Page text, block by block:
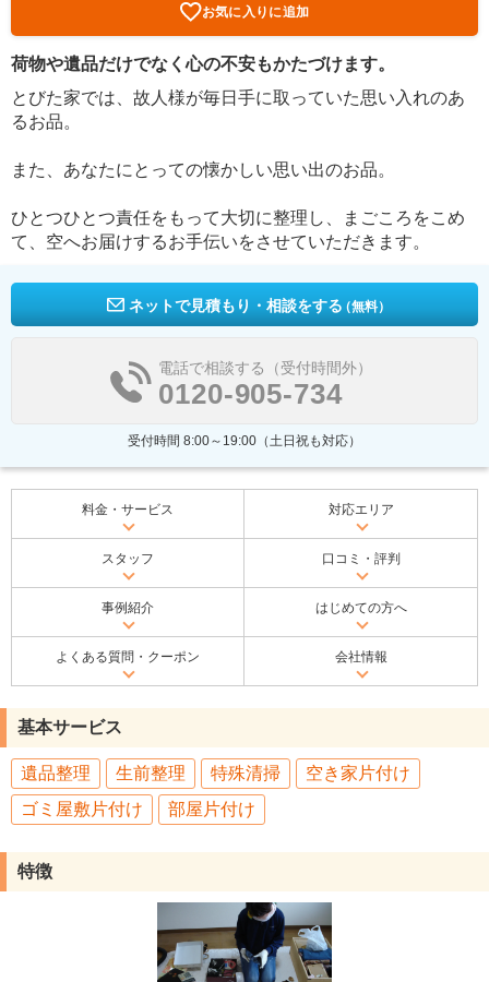
お気に入りに追加
荷物や遺品だけでなく心の不安もかたづけます。
とびた家では、故人様が毎日手に取っていた思い入れのあ
るお品。
また、あなたにとっての懐かしい思い出のお品。
ひとつひとつ責任をもって大切に整理し、まごころをこめ
て、空へお届けするお手伝いをさせていただきます。
ネットで見積もり・相談をする（無料）
電話で相談する（受付時間外）
0120-905-734
受付時間 8:00～19:00（土日祝も対応）
料金・サービス 対応エリア
スタッフ 口コミ・評判
事例紹介 はじめての方へ
よくある質問・クーポン 会社情報
基本サービス
遺品整理 生前整理 特殊清掃
空き家片付け
ゴミ屋敷片付け
部屋片付け
特徴